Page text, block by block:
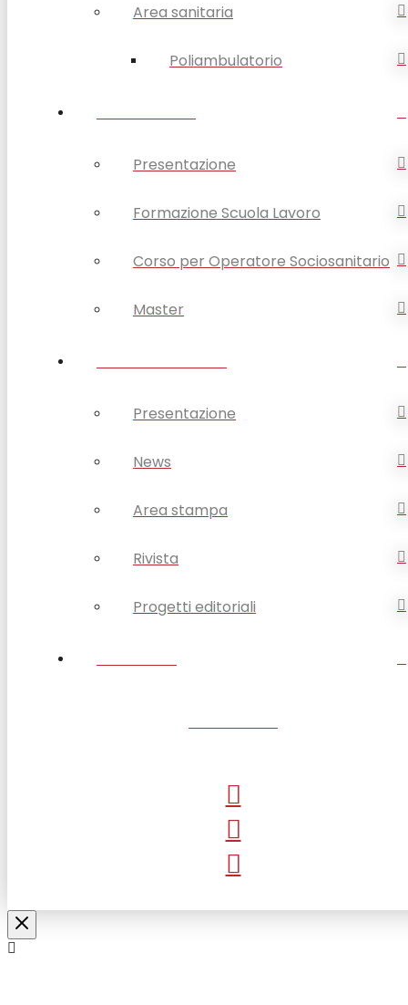
Area sanitaria
Poliambulatorio
Presentazione
Formazione Scuola Lavoro
Corso per Operatore Sociosanitario
Master
Presentazione
News
Area stampa
Rivista
Progetti editoriali